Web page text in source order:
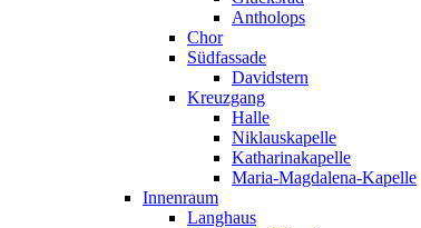
Antholops
Chor
Südfassade
Davidstern
Kreuzgang
Halle
Niklauskapelle
Katharinakapelle
Maria-Magdalena-Kapelle
Innenraum
Langhaus